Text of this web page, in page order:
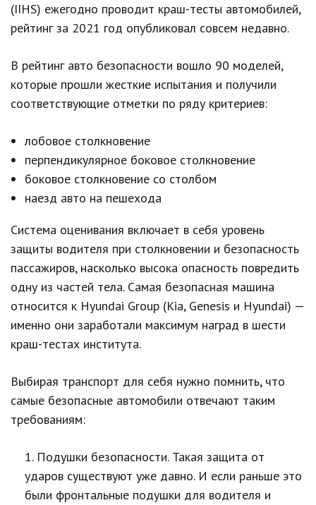
(IIHS) ежегодно проводит краш-тесты автомобилей,
рейтинг за 2021 год опубликовал совсем недавно.
В рейтинг авто безопасности вошло 90 моделей,
которые прошли жесткие испытания и получили
соответствующие отметки по ряду критериев:
лобовое столкновение
перпендикулярное боковое столкновение
боковое столкновение со столбом
наезд авто на пешехода
Система оценивания включает в себя уровень
защиты водителя при столкновении и безопасность
пассажиров, насколько высока опасность повредить
одну из частей тела. Самая безопасная машина
относится к Hyundai Group (Kia, Genesis и Hyundai) —
именно они заработали максимум наград в шести
краш-тестах института.
Выбирая транспорт для себя нужно помнить, что
самые безопасные автомобили отвечают таким
требованиям:
Подушки безопасности. Такая защита от
ударов существуют уже давно. И если раньше это
были фронтальные подушки для водителя и